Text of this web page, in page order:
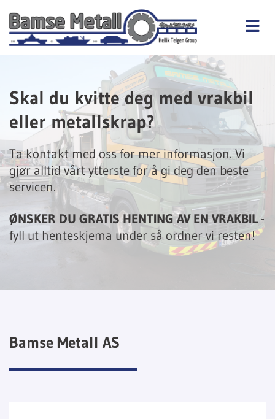
Skal du kvitte deg med vrakbil
eller metallskrap?
Ta kontakt med oss for mer informasjon. Vi
gjør alltid vårt ytterste for å gi deg den beste
servicen.
ØNSKER DU GRATIS HENTING AV EN VRAKBIL-
fyll ut henteskjema under så ordner vi resten!
Bamse Metall AS